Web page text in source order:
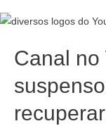
Canal no